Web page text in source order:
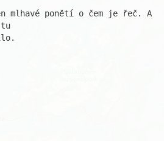
mlhavé ponětí o čem je řeč. A